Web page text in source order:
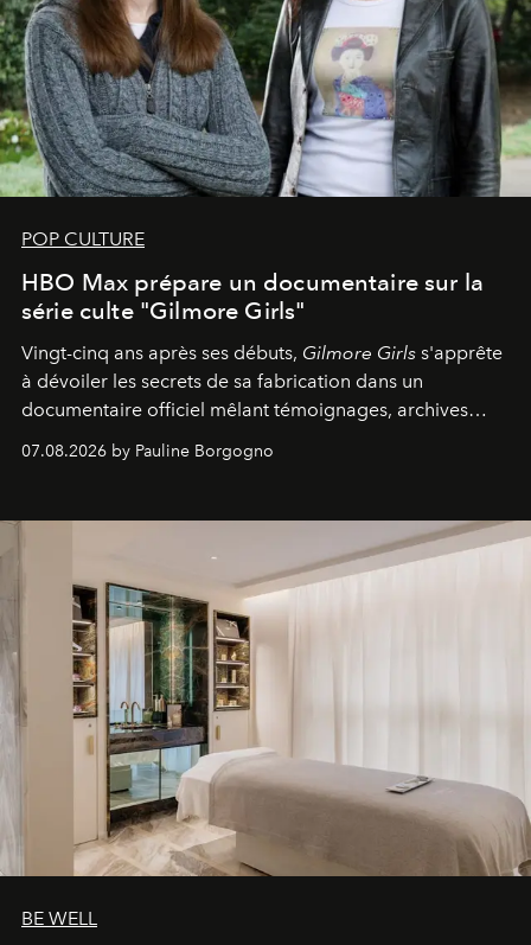
POP CULTURE
HBO Max prépare un documentaire sur la
série culte "Gilmore Girls"
Vingt-cinq ans après ses débuts, Gilmore Girls s'apprête
à dévoiler les secrets de sa fabrication dans un
documentaire officiel mêlant témoignages, archives
inédites et plongée dans les coulisses d'un phénomène
générationnel.
07.08.2026 by Pauline Borgogno
BE WELL